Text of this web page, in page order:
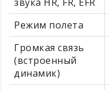
Режим полета
Громкая связь
(встроенный
динамик)